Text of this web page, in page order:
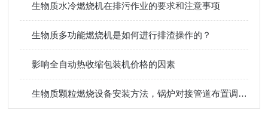
生物质水冷燃烧机在排污作业的要求和注意事项
生物质多功能燃烧机是如何进行排渣操作的？
影响全自动热收缩包装机价格的因素
生物质颗粒燃烧设备安装方法，锅炉对接管道布置调试使用教程